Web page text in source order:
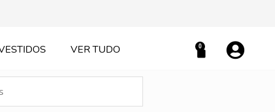
VER TUDO 0
Carrinho